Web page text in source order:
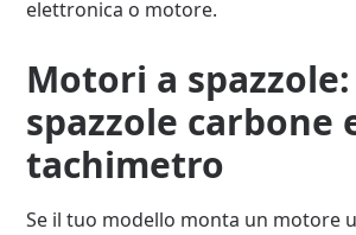
elettronica o motore.
Motori a spazzole:
spazzole carbone
tachimetro
Se il tuo modello monta un motore